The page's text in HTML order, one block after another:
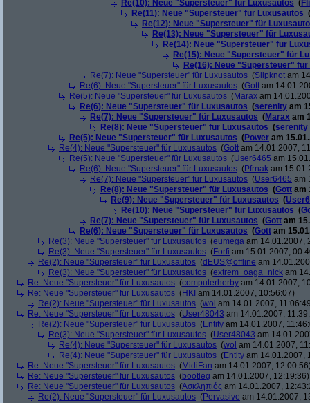
Re(10): Neue "Supersteuer" für Luxusautos (
Re(11): Neue "Supersteuer" für Luxusautos (
Re(12): Neue "Supersteuer" für
Re(13): Neue "Supersteuer" für
Re(14): Neue "Supersteuer" für
Re(15): Neue "Supersteuer" für
Re(16): Neue "Supersteuer"
Re(7): Neue "Supersteuer" für Luxusautos (Slipknot am
Re(6): Neue "Supersteuer" für Luxusautos (Gott am
Re(5): Neue "Supersteuer" für Luxusautos (Marax am
Re(6): Neue "Supersteuer" für Luxusautos (serenity am
Re(7): Neue "Supersteuer" für Luxusautos (Marax am
Re(8): Neue "Supersteuer" für Luxusautos (serenity
Re(5): Neue "Supersteuer" für Luxusautos (Power am
Re(4): Neue "Supersteuer" für Luxusautos (Gott am 14.01.2007,
Re(5): Neue "Supersteuer" für Luxusautos (User6465 am
Re(6): Neue "Supersteuer" für Luxusautos (Pfrnak am
Re(7): Neue "Supersteuer" für Luxusautos (User6465 am
Re(8): Neue "Supersteuer" für Luxusautos (Gott am
Re(9): Neue "Supersteuer" für Luxusautos (
Re(10): Neue "Supersteuer" für Luxusautos (
Re(7): Neue "Supersteuer" für Luxusautos (Gott am
Re(6): Neue "Supersteuer" für Luxusautos (Gott am
Re(3): Neue "Supersteuer" für Luxusautos (eumega am 14.01.2007,
Re(3): Neue "Supersteuer" für Luxusautos (Forfi am 15.01.2007,
Re(2): Neue "Supersteuer" für Luxusautos (dEUS@offline am
Re(3): Neue "Supersteuer" für Luxusautos (extrem_oaga_nick am
Re: Neue "Supersteuer" für Luxusautos (computerherby am 14.01.2007,
Re: Neue "Supersteuer" für Luxusautos (HKI am 14.01.2007, 10:56:07)
Re(2): Neue "Supersteuer" für Luxusautos (wol am 14.01.2007,
Re: Neue "Supersteuer" für Luxusautos (User48043 am 14.01.2007,
Re(2): Neue "Supersteuer" für Luxusautos (Entity am 14.01.2007,
Re(3): Neue "Supersteuer" für Luxusautos (User48043 am
Re(4): Neue "Supersteuer" für Luxusautos (wol am 14.01.2007,
Re(4): Neue "Supersteuer" für Luxusautos (Entity am 14.01.2007,
Re: Neue "Supersteuer" für Luxusautos (MidiFan am 14.01.2007,
Re: Neue "Supersteuer" für Luxusautos (bootleg am 14.01.2007, 12:19:36)
Re: Neue "Supersteuer" für Luxusautos (Ἀσκληπιός am 14.01.2007,
Re(2): Neue "Supersteuer" für Luxusautos (Pervasive am 14.01.2007,